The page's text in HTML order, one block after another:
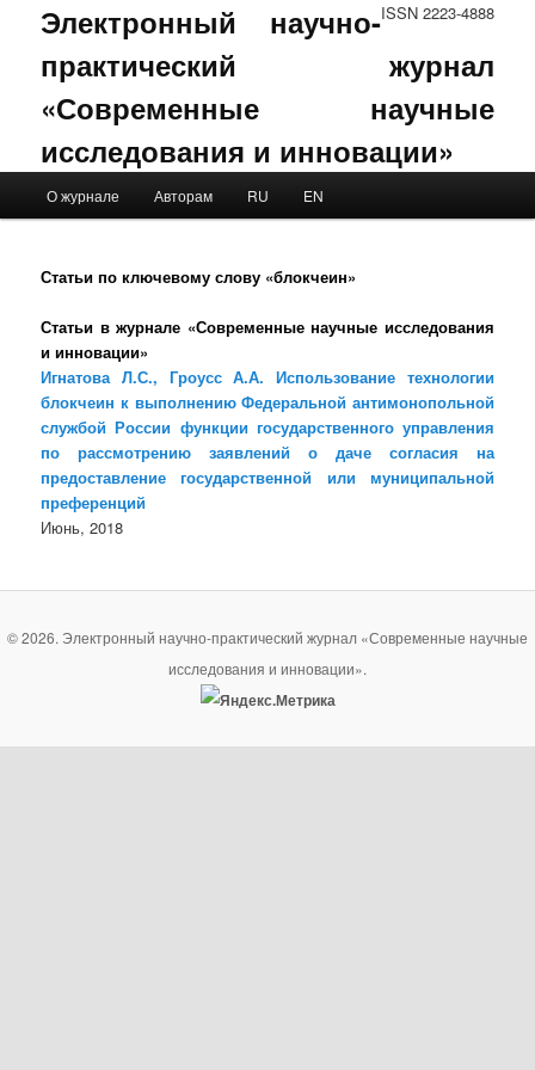
ISSN 2223-4888
Электронный научно-
практический журнал
«Современные научные
исследования и инновации»
Skip to primary content
Skip to secondary content
О журнале Авторам RU EN
Статьи по ключевому слову «блокчеин»
Статьи в журнале «Современные научные исследования
и инновации»
Игнатова Л.С., Гроусс А.А. Использование технологии
блокчеин к выполнению Федеральной антимонопольной
службой России функции государственного управления
по рассмотрению заявлений о даче согласия на
предоставление государственной или муниципальной
преференций
Июнь, 2018
© 2026. Электронный научно-практический журнал «Современные научные
исследования и инновации».